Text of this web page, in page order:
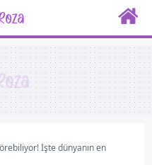
İşte dünyanın en